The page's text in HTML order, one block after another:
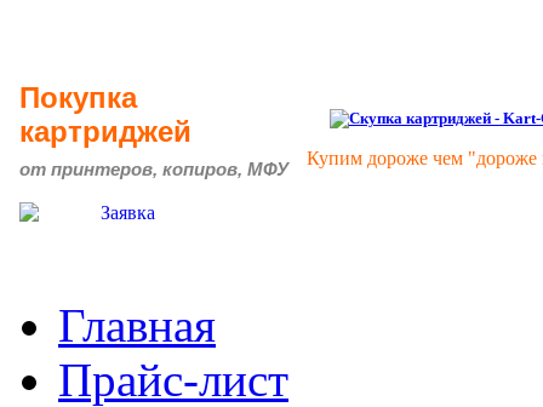
Покупка
картриджей
от принтеров, копиров, МФУ
Купим дороже чем
Главная
Прайс-лист